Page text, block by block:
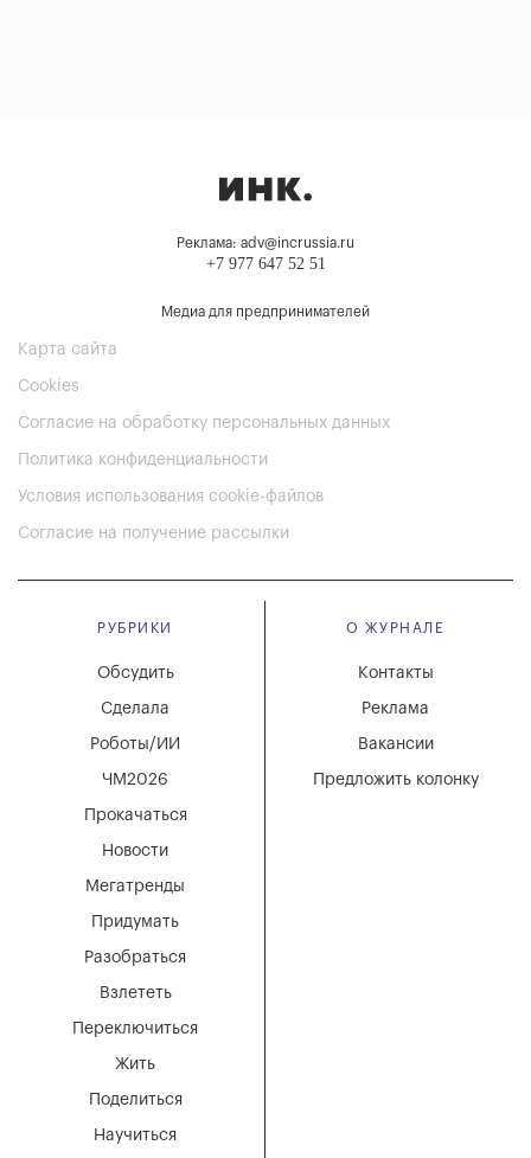
Реклама: adv@incrussia.ru
+7 977 647 52 51
Медиа для предпринимателей
Карта сайта
Cookies
Согласие на обработку персональных данных
Политика конфиденциальности
Условия использования cookie-файлов
Согласие на получение рассылки
РУБРИКИ
Мегатренды
Придумать
Разобраться
Взлететь
Новости
Переключиться
Жить
Поделиться
Научиться
Обсудить
Сделала
Роботы/ИИ
ЧМ2026
Прокачаться
О ЖУРНАЛЕ
Вакансии
Реклама
Контакты
Предложить колонку